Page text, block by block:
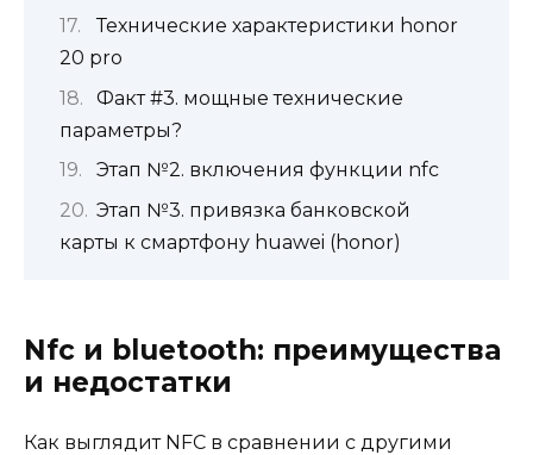
Технические характеристики honor
20 pro
Факт #3. мощные технические
параметры?
Этап №2. включения функции nfc
Этап №3. привязка банковской
карты к смартфону huawei (honor)
Nfc и bluetooth: преимущества
и недостатки
Как выглядит NFC в сравнении с другими